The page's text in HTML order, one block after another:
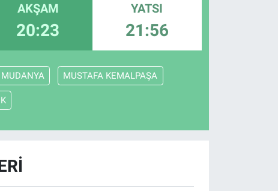
AKŞAM
20:23
YATSI
21:56
MUDANYA MUSTAFA KEMALPAŞA